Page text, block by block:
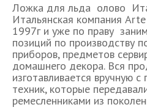
Ложка для льда олово
Итальянская компания
1997г и уже по праву
позиций по производству
приборов, предметов
домашнего декора. Вся
изготавливается вручную
техник, которые
ремесленниками из